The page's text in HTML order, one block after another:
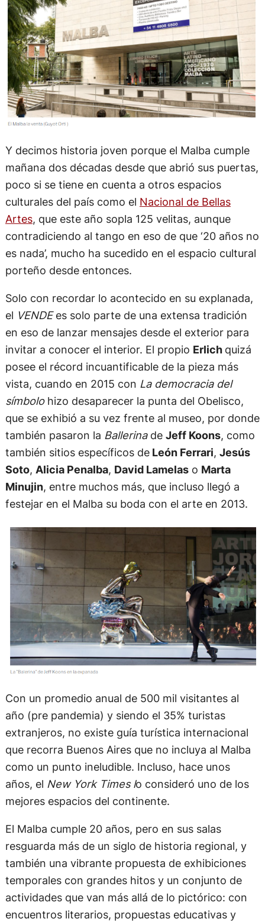
Y decimos historia joven porque el Malba cumple
mañana dos décadas desde que abrió sus puertas,
poco si se tiene en cuenta a otros espacios
culturales del país como el Nacional de Bellas
Artes, que este año sopla 125 velitas, aunque
contradiciendo al tango en eso de que ‘20 años no
es nada’, mucho ha sucedido en el espacio cultural
porteño desde entonces.
Solo con recordar lo acontecido en su explanada,
el VENDEes solo parte de una extensa tradición
en eso de lanzar mensajes desde el exterior para
invitar a conocer el interior. El propio Erlich quizá
posee el récord incuantificable de la pieza más
vista, cuando en 2015 con La democracia del
símbolohizo desaparecer la punta del Obelisco,
que se exhibió a su vez frente al museo, por donde
también pasaron la Ballerina de Jeff Koons, como
también sitios específicos deLeón Ferrari, Jesús
Soto, Alicia Penalba, David Lamelaso Marta
Minujin, entre muchos más, que incluso llegó a
festejar en el Malba su boda con el arte en 2013.
Con un promedio anual de 500 mil visitantes al
año (pre pandemia) y siendo el 35% turistas
extranjeros, no existe guía turística internacional
que recorra Buenos Aires que no incluya al Malba
como un punto ineludible. Incluso, hace unos
años, el New York Times lo consideró uno de los
mejores espacios del continente.
El Malba cumple 20 años, pero en sus salas
resguarda más de un siglo de historia regional, y
también una vibrante propuesta de exhibiciones
temporales con grandes hitos y un conjunto de
actividades que van más allá de lo pictórico: con
encuentros literarios, propuestas educativas y